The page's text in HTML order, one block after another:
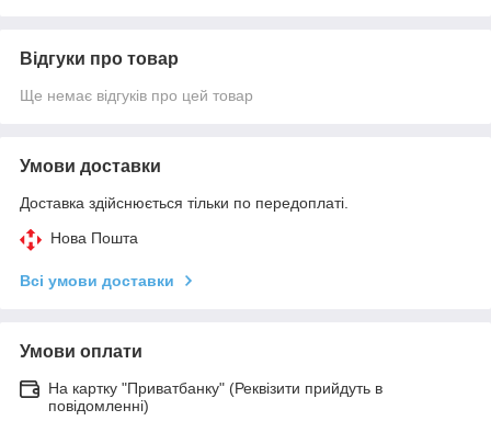
Відгуки про товар
Ще немає відгуків про цей товар
Умови доставки
Доставка здійснюється тільки по передоплаті.
Нова Пошта
Всі умови доставки
Умови оплати
На картку "Приватбанку" (Реквізити прийдуть в
повідомленні)